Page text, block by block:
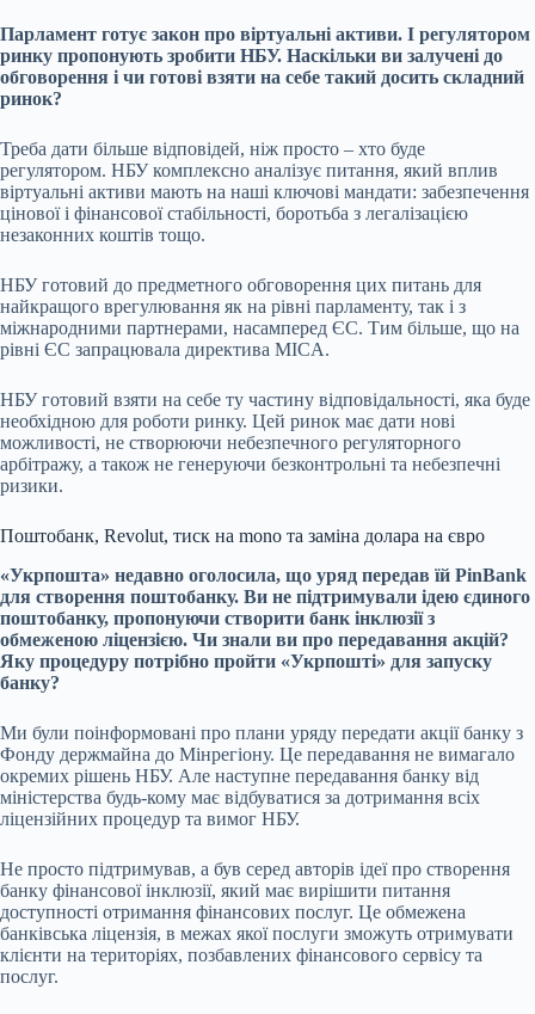
Парламент готує закон про віртуальні активи. І регулятором
ринку пропонують зробити НБУ. Наскільки ви залучені до
обговорення і чи готові взяти на себе такий досить складний
ринок?
Треба дати більше відповідей, ніж просто – хто буде
регулятором. НБУ комплексно аналізує питання, який вплив
віртуальні активи мають на наші ключові мандати: забезпечення
цінової і фінансової стабільності, боротьба з легалізацією
незаконних коштів тощо.
НБУ готовий до предметного обговорення цих питань для
найкращого врегулювання як на рівні парламенту, так і з
міжнародними партнерами, насамперед ЄС. Тим більше, що на
рівні ЄС запрацювала директива MICA.
НБУ готовий взяти на себе ту частину відповідальності, яка буде
необхідною для роботи ринку. Цей ринок має дати нові
можливості, не створюючи небезпечного регуляторного
арбітражу, а також не генеруючи безконтрольні та небезпечні
ризики.
Поштобанк, Revolut, тиск на mono та заміна долара на євро
«Укрпошта» недавно оголосила, що уряд передав їй PinBank
для створення поштобанку. Ви не підтримували ідею єдиного
поштобанку, пропонуючи створити банк інклюзії з
обмеженою ліцензією. Чи знали ви про передавання акцій?
Яку процедуру потрібно пройти «Укрпошті» для запуску
банку?
Ми були поінформовані про плани уряду передати акції банку з
Фонду держмайна до Мінрегіону. Це передавання не вимагало
окремих рішень НБУ. Але наступне передавання банку від
міністерства будь-кому має відбуватися за дотримання всіх
ліцензійних процедур та вимог НБУ.
Не просто підтримував, а був серед авторів ідеї про створення
банку фінансової інклюзії, який має вирішити питання
доступності отримання фінансових послуг. Це обмежена
банківська ліцензія, в межах якої послуги зможуть отримувати
клієнти на територіях, позбавлених фінансового сервісу та
послуг.